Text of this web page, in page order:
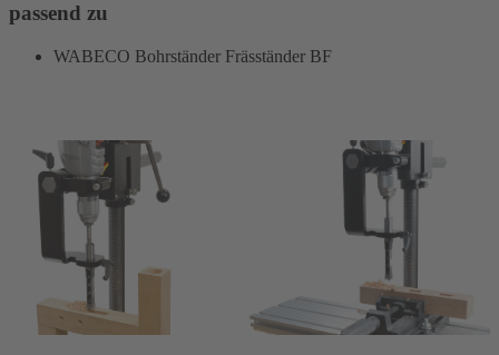
passend zu
WABECO Bohrständer Fräsständer BF